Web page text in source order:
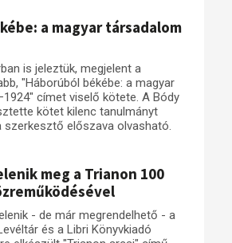
A békerendszer megszilárdulása
Adatbázis
Emlékművek (feltöltés alatt)
Menekültek
Dokumentumok
A trianoni szerződés
a magyar társadalom
is jeleztük, megjelent a
"Háborúból békébe: a magyar
címet viselő kötete. A Bódy
kötet kilenc tanulmányt
szerkesztő előszava olvasható.
meg a Trianon 100
- de már megrendelhető - a
és a Libri Könyvkiadó